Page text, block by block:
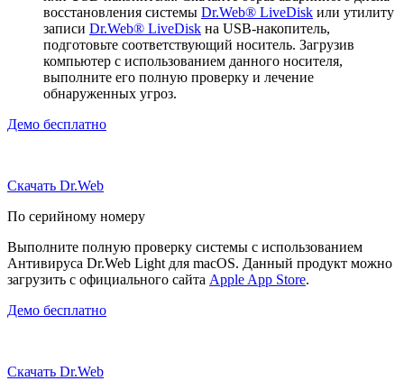
восстановления системы Dr.Web® LiveDisk или утилиту
записи Dr.Web® LiveDisk на USB-накопитель,
подготовьте соответствующий носитель. Загрузив
компьютер с использованием данного носителя,
выполните его полную проверку и лечение
обнаруженных угроз.
Демо бесплатно
Скачать Dr.Web
По серийному номеру
Выполните полную проверку системы с использованием
Антивируса Dr.Web Light для macOS. Данный продукт можно
загрузить с официального сайта Apple App Store.
Демо бесплатно
Скачать Dr.Web